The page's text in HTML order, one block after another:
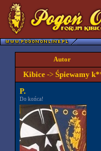
Autor
Kibice-> Śpiewamy
P.
Do końca!